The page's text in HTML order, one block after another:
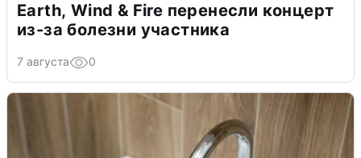
Earth, Wind & Fire перенесли концерт
из-за болезни участника
7 августа 0